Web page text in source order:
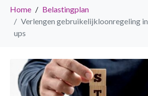
Home
Belastingplan
Verlengen gebruikelijkloonregeling
ups